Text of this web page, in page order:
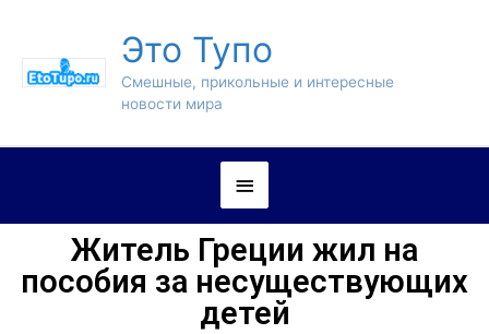
Это Тупо
Смешные, прикольные и интересные
новости мира
Житель Греции жил на
пособия за несуществующих
детей